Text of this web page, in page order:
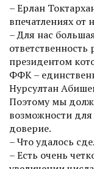
– Ерлан
впечатлениях от
– Для нас
президентом
ФФК –
Нурсултан
Поэтому мы
возможности
доверие.
– Что удалось
– Есть очень